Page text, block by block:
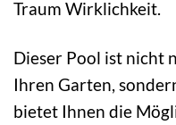
Traum Wirklichkeit.
Dieser Pool ist nicht
Ihren Garten,
bietet Ihnen die